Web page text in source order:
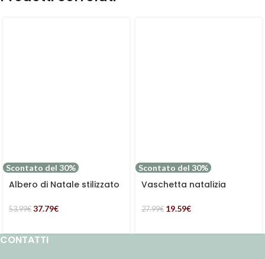
Scontato del 30%
Albero di Natale stilizzato
53.99€ 37.79€
Scontato del 30%
Vaschetta natalizia
set di 3
27.99€ 19.59€
CONTATTI